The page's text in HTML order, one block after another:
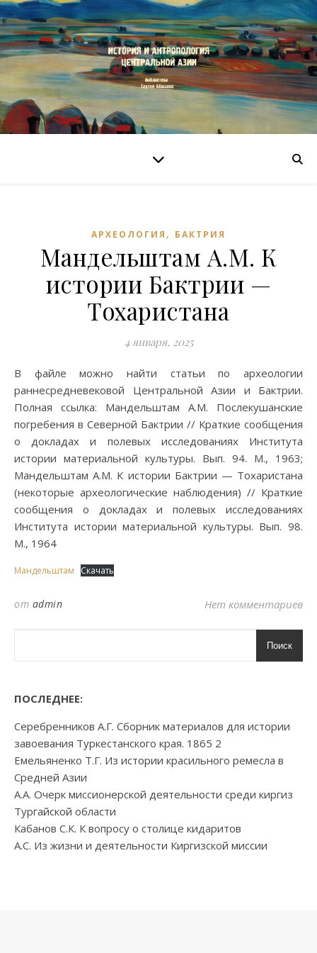
АРХЕОЛОГИЯ , БАКТРИЯ
Мандельштам А.М. К
истории Бактрии —
Тохаристана
4 января, 2025
В файле можно найти статьи по археологии
раннесредневековой Центральной Азии и Бактрии.
Полная ссылка: Мандельштам А.М. Послекушанские
погребения в Северной Бактрии // Краткие сообщения
о докладах и полевых исследованиях Института
истории материальной культуры. Вып. 94. М., 1963;
Мандельштам А.М. К истории Бактрии — Тохаристана
(некоторые археологические наблюдения) // Краткие
сообщения о докладах и полевых исследованиях
Института истории материальной культуры. Вып. 98.
М., 1964
Мандельштам Скачать
от admin Нет комментариев
Поиск
ПОСЛЕДНЕЕ:
Серебренников А.Г. Сборник материалов для истории
завоевания Туркестанского края. 1865 2
Емельяненко Т.Г. Из истории красильного ремесла в
Средней Азии
А.А. Очерк миссионерской деятельности среди киргиз
Тургайской области
Кабанов С.К. К вопросу о столице кидаритов
А.С. Из жизни и деятельности Киргизской миссии